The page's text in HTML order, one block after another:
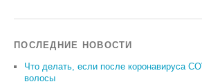
ПОСЛЕДНИЕ НОВОСТИ
Что делать, если после коронавируса
волосы